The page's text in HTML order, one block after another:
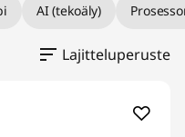
AI (tekoäly)
Lajitteluperuste